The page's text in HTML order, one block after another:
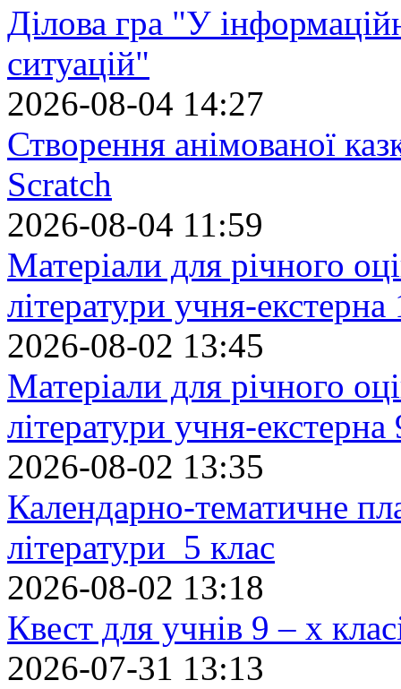
Ділова гра "У
ситуацій"
2026-08-04 14:27
Створення анімованої
Scratch
2026-08-04 11:59
Матеріали для річного
літератури учня-екстерна
2026-08-02 13:45
Матеріали для річного
літератури учня-екстерна
2026-08-02 13:35
Календарно-тематичне
літератури 5 клас
2026-08-02 13:18
Квест для учнів 9 – х
2026-07-31 13:13